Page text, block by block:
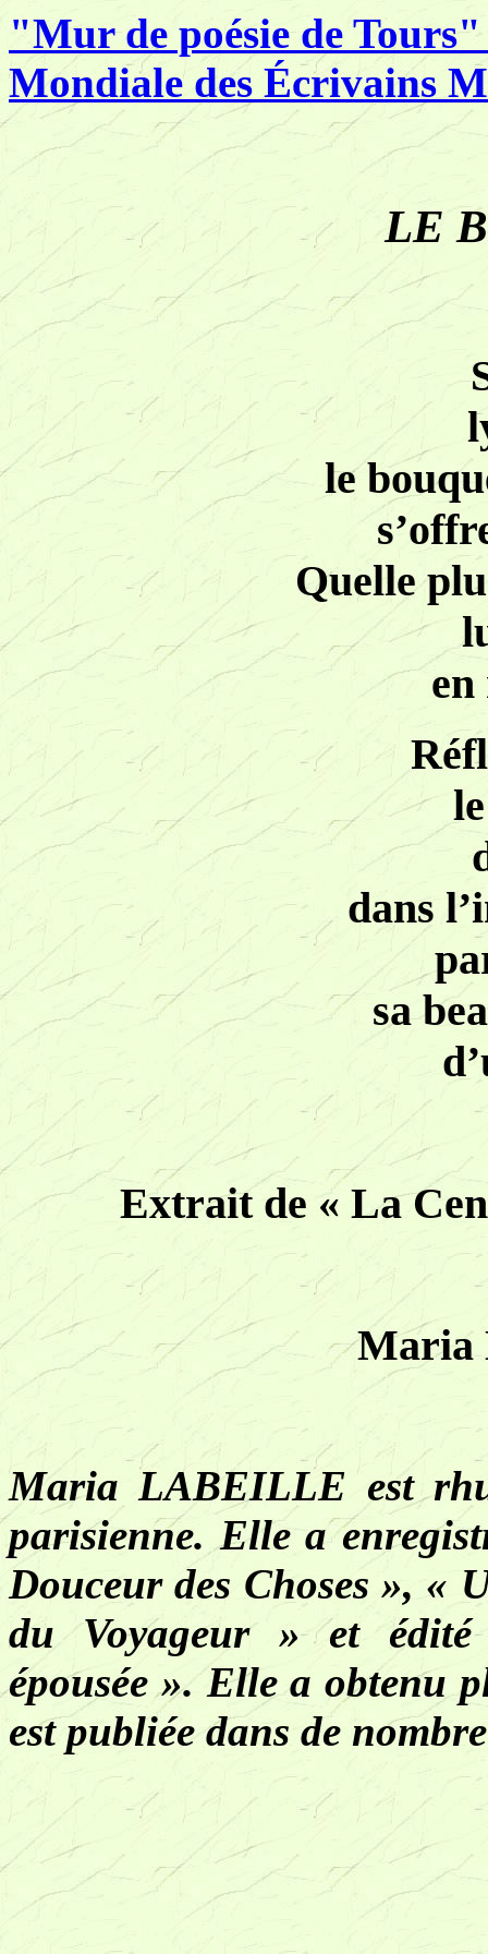
"Mur de poésie de Tours"
Mondiale des Écrivains
LE
le
Quelle
dans
sa
Extrait de « La
Maria LABEILLE est
parisienne. Elle a
Douceur des Choses », «
du Voyageur » et
épousée ». Elle a obtenu
est publiée dans de